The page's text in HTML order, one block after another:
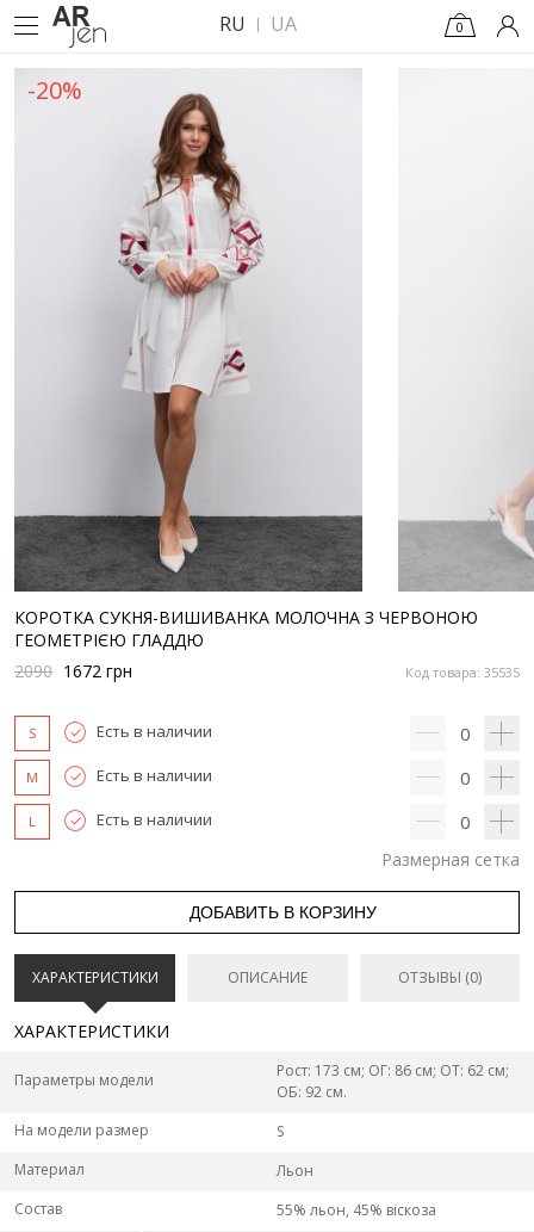
RU UA 0
-20%
КОРОТКА СУКНЯ-ВИШИВАНКА МОЛОЧНА З ЧЕРВОНОЮ
ГЕОМЕТРІЄЮ ГЛАДДЮ
Код товара: 35535
2090 1672 грн
S Есть в наличии 0
M Есть в наличии 0
L Есть в наличии 0
Размерная сетка
ДОБАВИТЬ В КОРЗИНУ
ХАРАКТЕРИСТИКИ ОПИСАНИЕ ОТЗЫВЫ (0)
ХАРАКТЕРИСТИКИ
Параметры модели
Рост: 173 см; ОГ: 86 см; ОТ: 62 см;
ОБ: 92 см.
На модели размер
S
Материал
Льон
Состав
55% льон, 45% віскоза